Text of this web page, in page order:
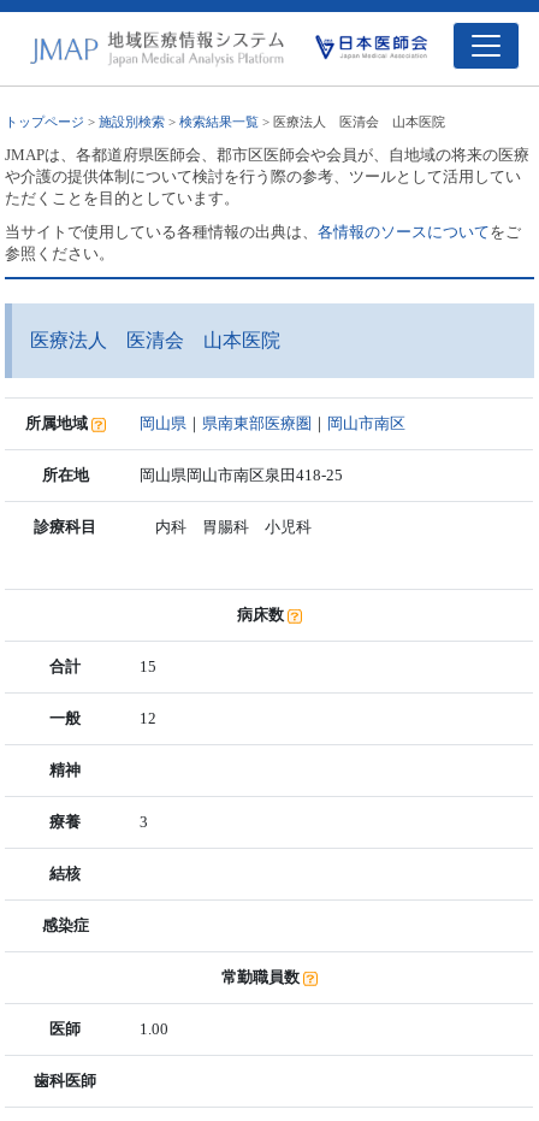
トップページ >施設別検索 >検索結果一覧 > 医療法人 医清会 山本医院
JMAPは、各都道府県医師会、郡市区医師会や会員が、自地域の将来の医療
や介護の提供体制について検討を行う際の参考、ツールとして活用してい
ただくことを目的としています。
当サイトで使用している各種情報の出典は、各情報のソースについてをご
参照ください。
医療法人 医清会 山本医院
所属地域 岡山県 ｜ 県南東部医療圏 ｜ 岡山市南区
所在地 岡山県岡山市南区泉田418-25
診療科目 内科 胃腸科 小児科
病床数
合計 15
一般 12
精神
療養 3
結核
感染症
常勤職員数
医師 1.00
歯科医師